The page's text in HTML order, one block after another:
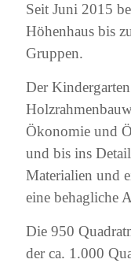
Seit Juni 2015
Höhenhaus bis
Gruppen.
Der
Ökonomie und
und bis ins
Materialien und
eine behagliche
Die 950
der ca. 1.000